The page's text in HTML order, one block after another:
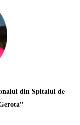
din Spitalul de